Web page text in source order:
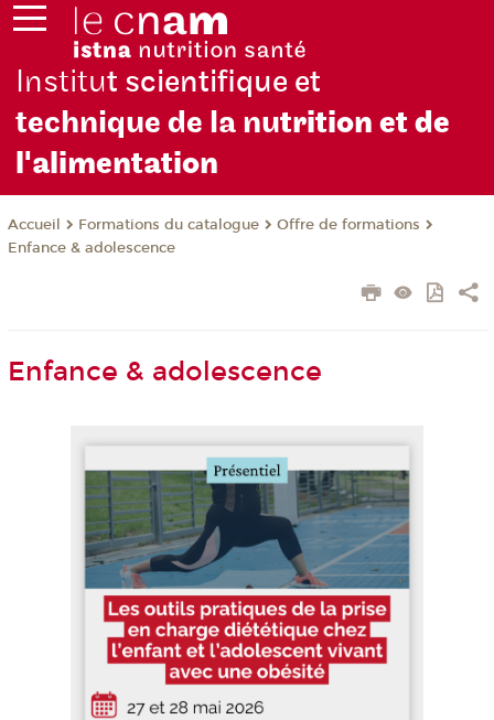
Institut scientifique et
technique de la nutrition et de
l'alimentation
Accueil Formations du catalogue
Offre de formations
Enfance & adolescence
Enfance & adolescence